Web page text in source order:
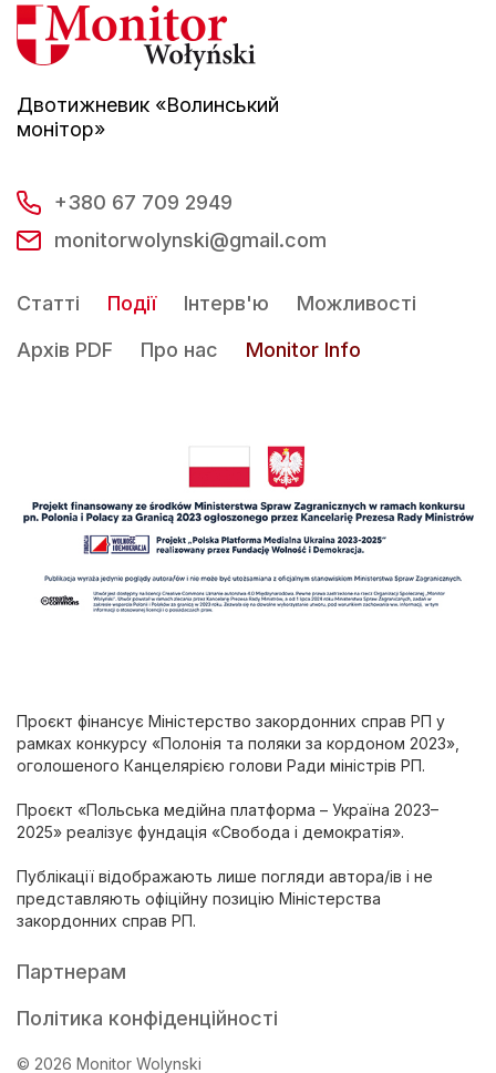
Двотижневик «Волинський
монітор»
+380 67 709 2949
monitorwolynski@gmail.com
Статті Події Інтерв'ю
Можливості
Архів PDF
Про нас Monitor Info
Проєкт фінансує Міністерство закордонних справ РП у
рамках конкурсу «Полонія та поляки за кордоном 2023»,
оголошеного Канцелярією голови Ради міністрів РП.
Проєкт «Польська медійна платформа – Україна 2023–
2025» реалізує фундація «Свобода і демократія».
Публікації відображають лише погляди автора/ів і не
представляють офіційну позицію Міністерства
закордонних справ РП.
Партнерам
Політика конфіденційності
© 2026 Monitor Wolynski